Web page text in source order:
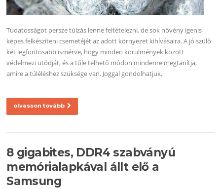
Tudatosságot persze túlzás lenne feltételezni, de sok növény igenis
képes felkészíteni csemetéjét az adott környezet kihívásaira. A jó szülő
két legfontosabb ismérve, hogy minden körülmények között
védelmezi utódját, és a tőle telhető módon mindenre megtanítja,
amire a túléléshez szüksége van. Joggal gondolhatjuk,
olvasson tovább
8 gigabites, DDR4 szabványú
memórialapkával állt elő a
Samsung